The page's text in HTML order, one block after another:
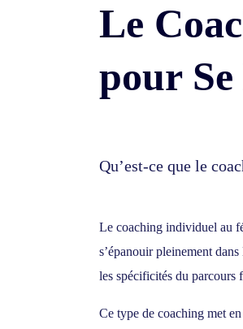
Le
pour
Qu’est-ce que le
Le coaching individuel au
s’épanouir pleinement
les spécificités du parcours
Ce type de coaching met